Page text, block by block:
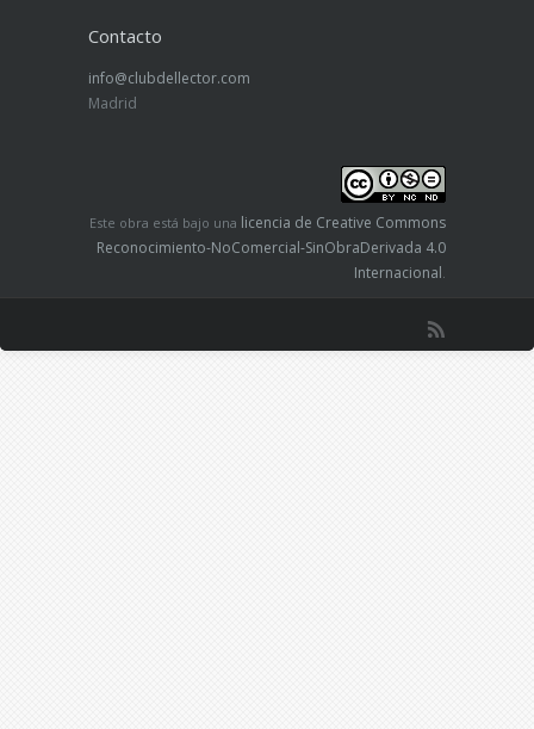
Contacto
info@clubdellector.com
Madrid
Este obra está bajo una licencia de Creative Commons
Reconocimiento-NoComercial-SinObraDerivada 4.0
Internacional